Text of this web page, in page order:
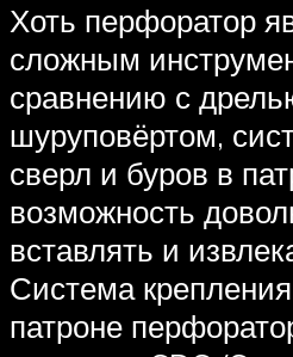
Хоть перфоратор
сложным
сравнению с
шуруповёртом,
сверл и буров в
возможность
вставлять и
Система
патроне